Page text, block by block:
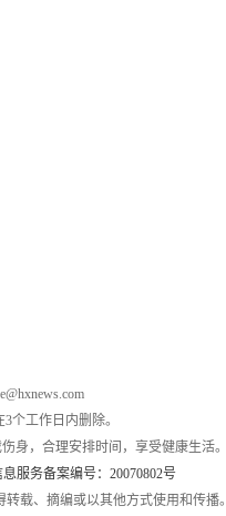
个工作日内删除。
身，合理安排时间，享受健康生活。
服务备案编号：20070802号
载、摘编或以其他方式使用和传播。